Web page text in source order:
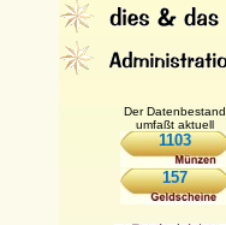
Der Datenbestand
umfaßt aktuell
1103
157